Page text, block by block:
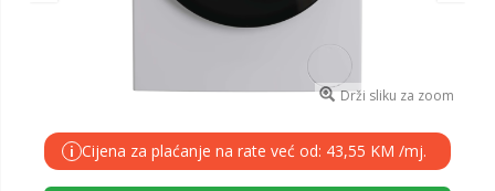
Drži sliku za zoom
i Cijena za plaćanje na rate već od: 43,55 KM /mj.